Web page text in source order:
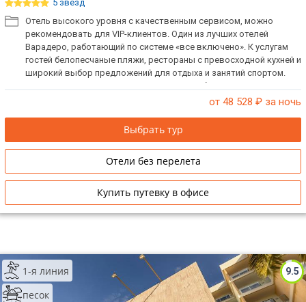
5 звёзд
Отель высокого уровня с качественным сервисом, можно
рекомендовать для VIP-клиентов. Один из лучших отелей
Варадеро, работающий по системе «все включено». К услугам
гостей белопесчаные пляжи, рестораны с превосходной кухней и
широкий выбор предложений для отдыха и занятий спортом.
Прекрасный отель для проведения свадеб и медового месяца.
Также отметим, что отель специализируется на обслуживании
от 48 528 ₽ за ночь
Выбрать тур
Отели без перелета
Купить путевку в офисе
9.5
1-я линия
песок